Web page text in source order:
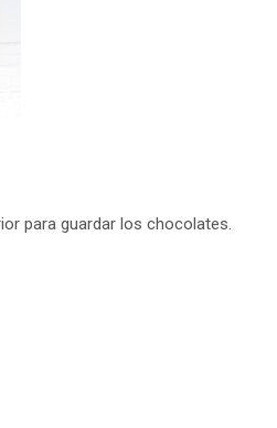
para guardar los chocolates.